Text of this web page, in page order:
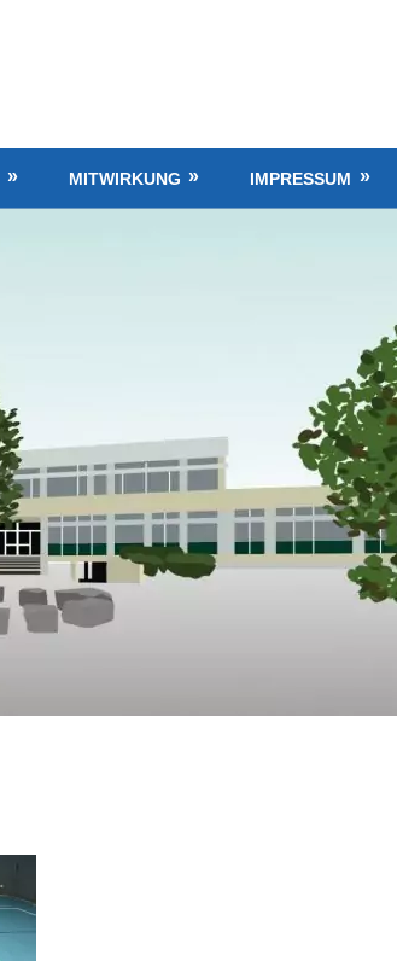
MITWIRKUNG IMPRESSUM